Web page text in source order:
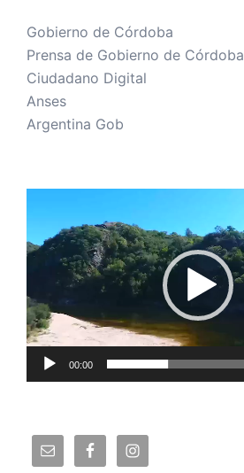
Gobierno de Córdoba
Prensa de Gobierno de Córdoba
Ciudadano Digital
Anses
Argentina Gob
vídeo
00:00